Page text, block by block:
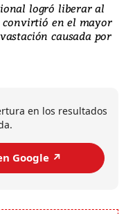
logró liberar al
convirtió en el mayor
causada por
en los resultados
Google ↗️